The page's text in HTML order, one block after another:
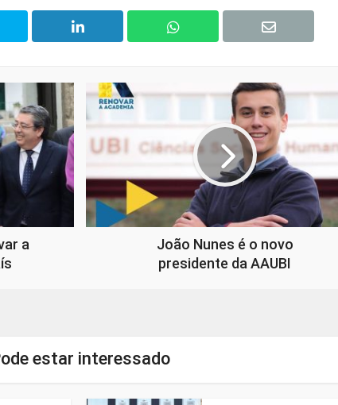
a
João Nunes é o novo
presidente da AAUBI
estar interessado